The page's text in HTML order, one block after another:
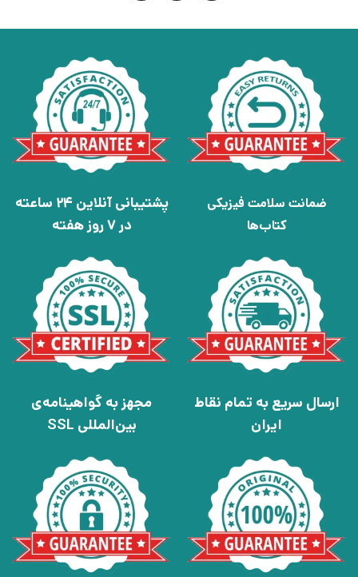
ضمانت سلامت فیزیکی
کتاب‌ها
پشتیبانی آنلاین 24 ساعته
در 7 روز هفته
ارسال سریع به تمام نقاط
ایران
مجهز به گواهینامه‌ی
بین‌المللی SSL